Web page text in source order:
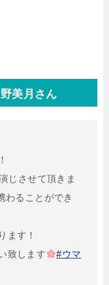
美月さん
じさせて頂きま
わることができ
ます！
致します
#ウマ